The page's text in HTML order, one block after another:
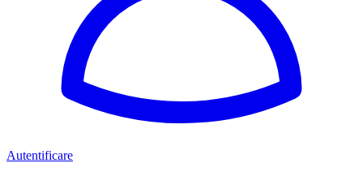
Autentificare